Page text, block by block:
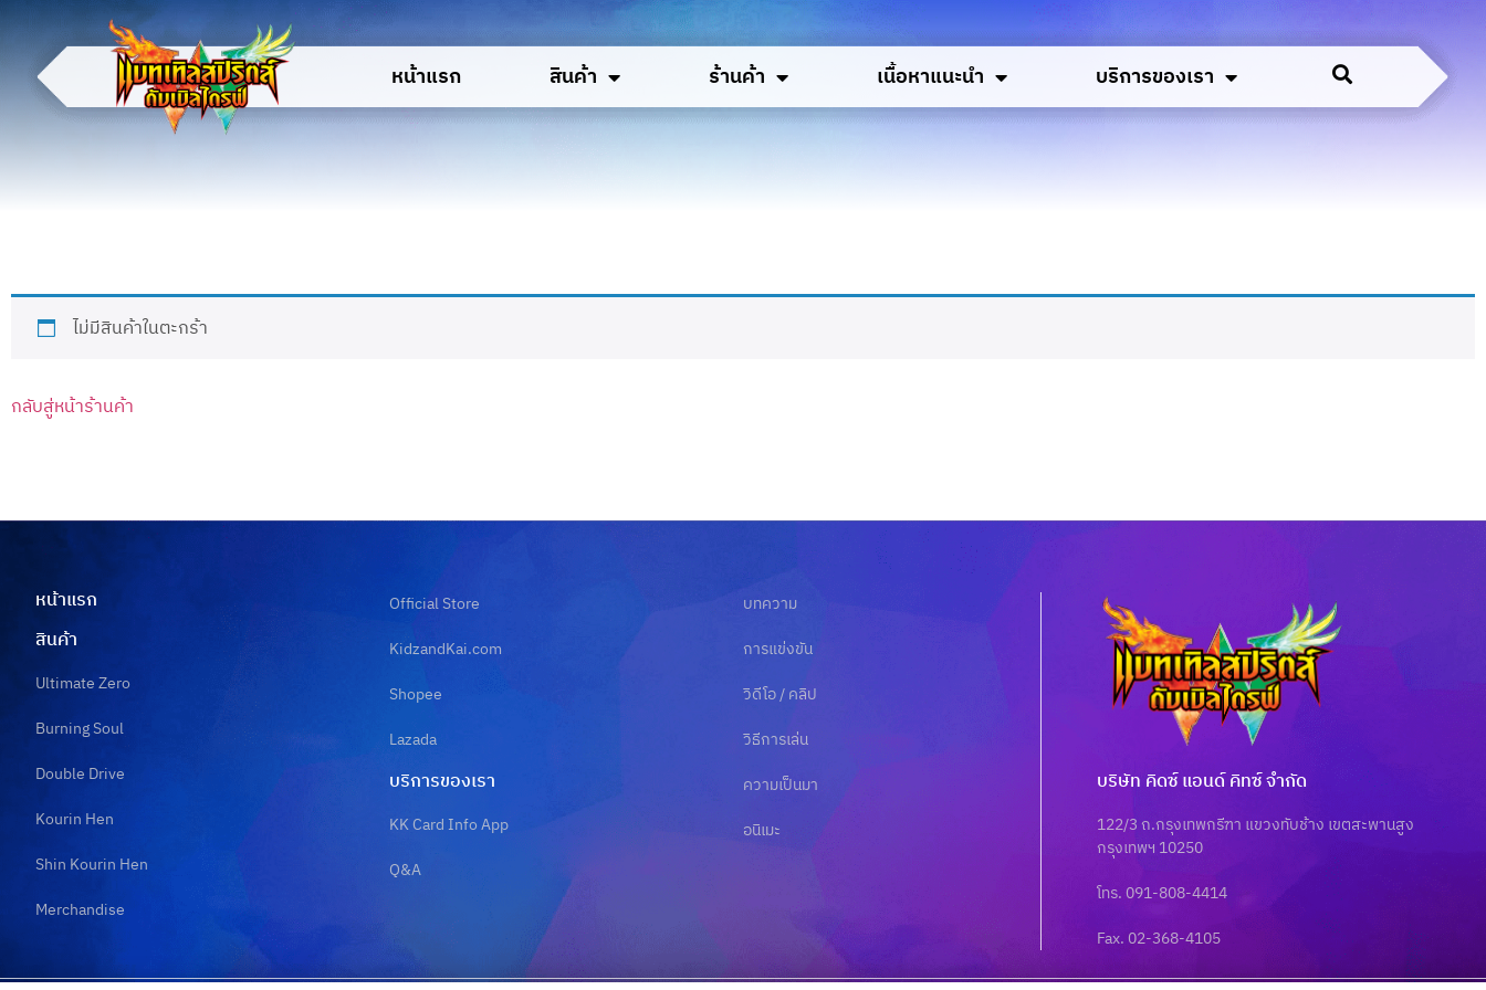
หน้าแรก สินค้า ร้านค้า เนื้อหาแนะนำ บริการของเรา
ไม่มีสินค้าในตะกร้า
กลับสู่หน้าร้านค้า
หน้าแรก
สินค้า
Ultimate Zero
Burning Soul
Double Drive
Kourin Hen
Shin Kourin Hen
Merchandise
Official Store
KidzandKai.com
Shopee
Lazada
บริการของเรา
KK Card Info App
Q&A
บทความ
การแข่งขัน
วิดีโอ / คลิป
วิธีการเล่น
ความเป็นมา
อนิเมะ
บริษัท คิดซ์ แอนด์ คิทซ์ จำกัด
122/3 ถ.กรุงเทพกรีฑา แขวงทับช้าง เขตสะพานสูง
กรุงเทพฯ 10250
โทร. 091-808-4414
Fax. 02-368-4105